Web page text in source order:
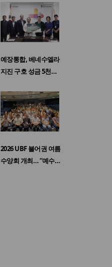
예장통합, 베네수엘라
지진 구호 성금 5천…
2026 UBF 불어권 여름
수양회 개최… “예수…